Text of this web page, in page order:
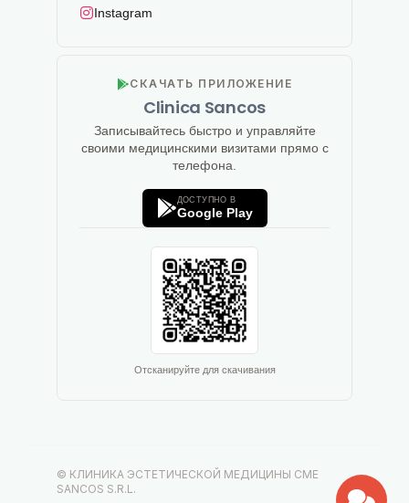
Instagram
СКАЧАТЬ ПРИЛОЖЕНИЕ
Clinica Sancos
Записывайтесь быстро и управляйте
своими медицинскими визитами прямо с
телефона.
ДОСТУПНО В
Google Play
Отсканируйте для скачивания
© КЛИНИКА ЭСТЕТИЧЕСКОЙ МЕДИЦИНЫ CME
SANCOS S.R.L.